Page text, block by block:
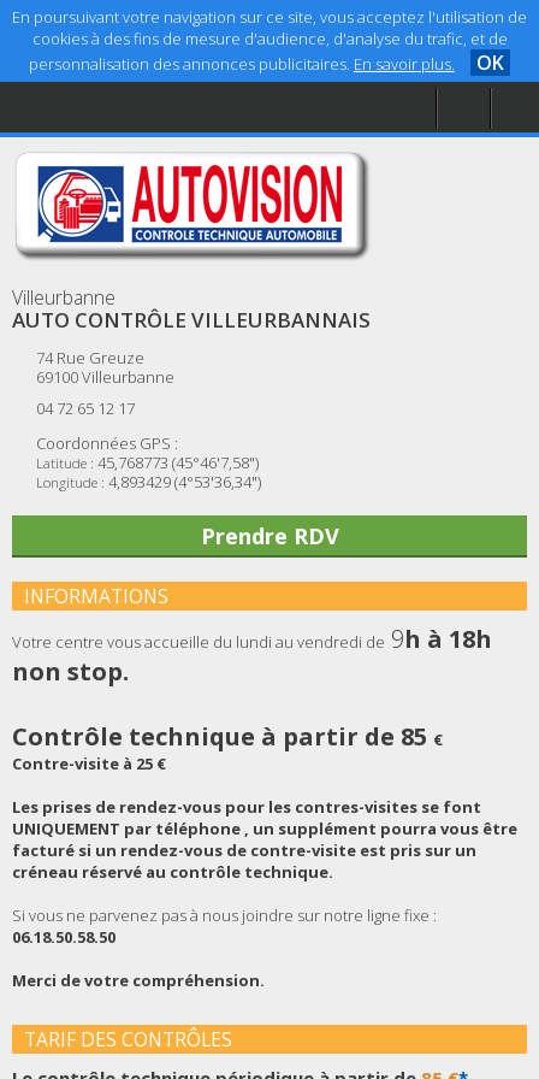
En poursuivant votre navigation sur ce site, vous acceptez l'utilisation de
cookies à des fins de mesure d'audience, d'analyse du trafic, et de
personnalisation des annonces publicitaires. En savoir plus. OK
Accueil
Aide
Mentions légales
Villeurbanne
AUTO CONTRÔLE VILLEURBANNAIS
74 Rue Greuze
69100Villeurbanne
04 72 65 12 17
Coordonnées GPS :
Latitude : 45,768773 (45°46'7,58")
Longitude : 4,893429 (4°53'36,34")
Prendre RDV
INFORMATIONS
Votre centre vous accueille du lundi au vendredi de 9h à 18h
non stop.
Contrôle technique à partir de 85 €
Contre-visite à 25 €
Les prises de rendez-vous pour les contres-visites se font
UNIQUEMENT par téléphone , un supplément pourra vous être
facturé si un rendez-vous de contre-visite est pris sur un
créneau réservé au contrôle technique.
Si vous ne parvenez pas à nous joindre sur notre ligne fixe :
06.18.50.58.50
Merci de votre compréhension.
TARIF DES CONTRÔLES